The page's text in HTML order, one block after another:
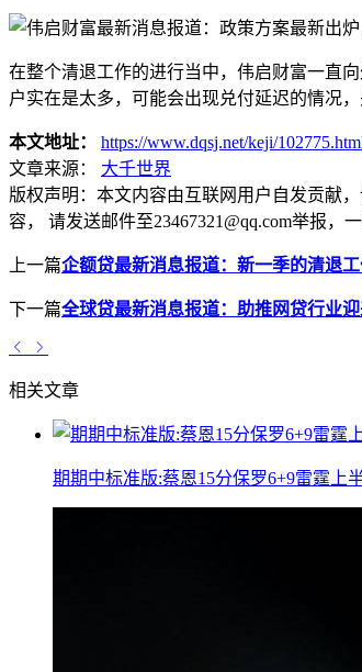
在整个清退工作的进行当中，伟启财富一直
户实在是太多，可能会出现兑付延迟的情况
本文地址：
https://www.dqsj.net/keji/
文章来源：
大千世界
版权声明： 本文内容由互联网用户自发贡献
容， 请发送邮件至23467321@qq.com举报
上一篇企额贷最新消息报道：新一季的清退
下一篇全球贷最新消息报道：助推网贷行业
相关文章
期期中标准版:蔡恩15分保罗6+9雷霆上